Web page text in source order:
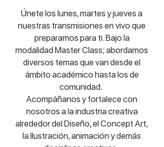
Únete los lunes, martes y jueves a
nuestras transmisiones en vivo que
preparamos para ti. Bajo la
modalidad Master Class; abordamos
diversos temas que van desde el
ámbito académico hasta los de
comunidad.
Acompáñanos y fortalece con
nosotros a la industria creativa
alrededor del Diseño, el Concept Art,
la Ilustración, animación y demás